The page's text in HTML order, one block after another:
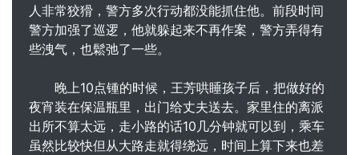
人非常狡猾，警方多次行动都没能抓住他。前段时间
警方加强了巡逻，他就躲起来不再作案，警方弄得有
些洩气，也鬆弛了一些。
晚上10点锺的时候，王芳哄睡孩子后，把做好的
夜宵装在保温瓶里，出门给丈夫送去。家里住的离派
出所不算太远，走小路的话10几分钟就可以到，乘车
虽然比较快但从大路走就得绕远，时间上算下来也差